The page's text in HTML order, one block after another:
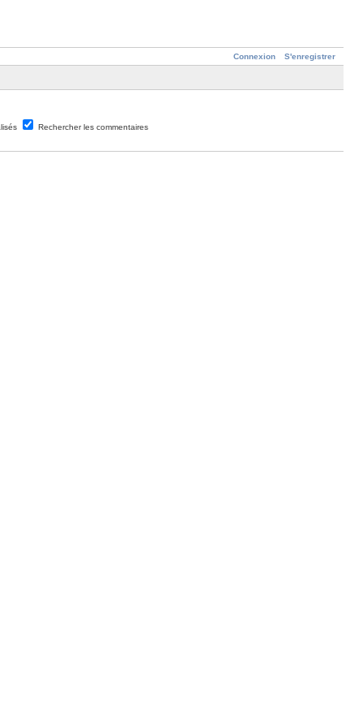
Connexion S'enregistrer
Rechercher les commentaires